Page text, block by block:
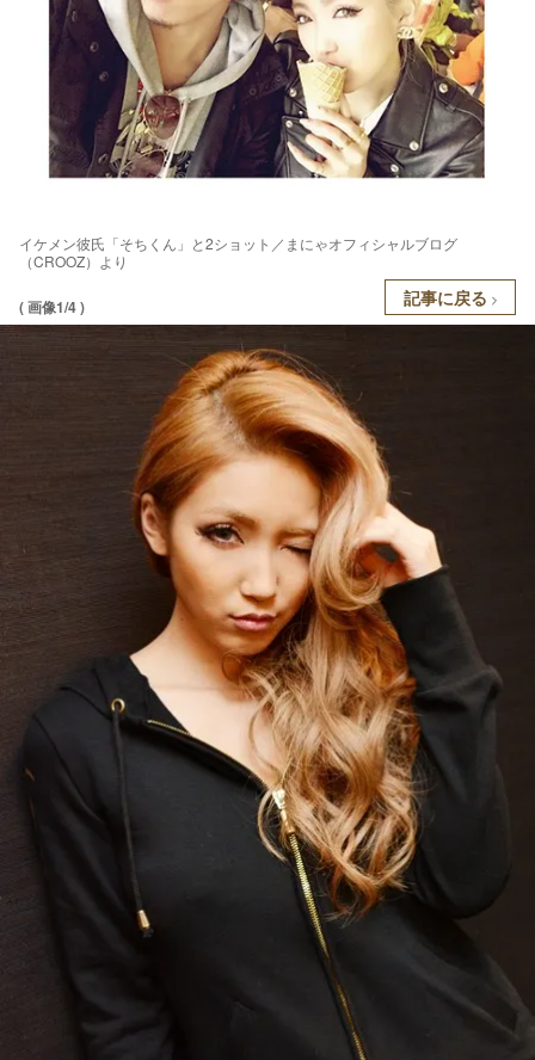
イケメン彼氏「そちくん」と2ショット／まにゃオフィシャルブログ
（CROOZ）より
( 画像1/4 ) 記事に戻る